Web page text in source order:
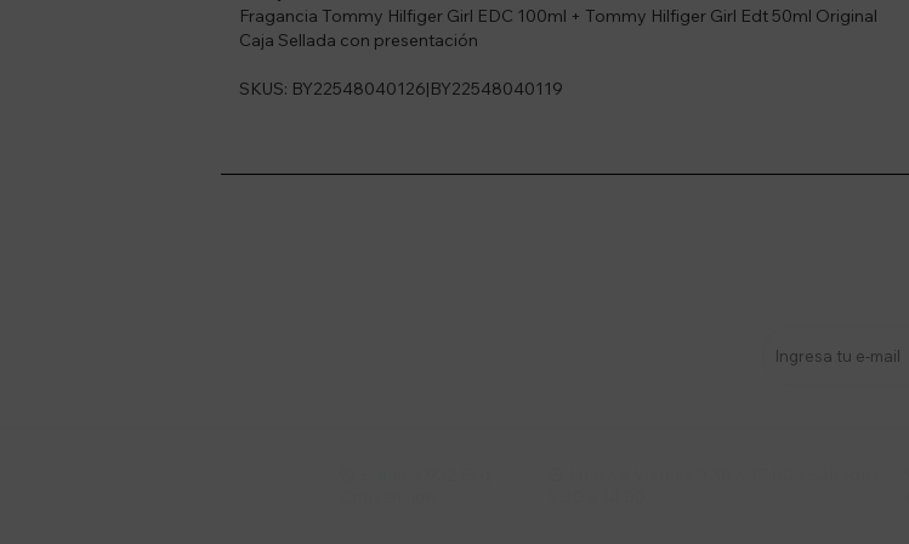
Fragancia Tommy Hilfiger Girl EDC 100ml + Tommy Hilfiger Girl Edt 50ml Original
Caja Sellada con presentación
SKUS: BY22548040126|BY22548040119